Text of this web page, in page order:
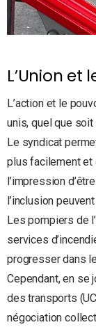
L’Union et
L’action et le
unis, quel que soit
Le syndicat
plus facilement et
l’impression
l’inclusion
Les pompiers de
services
progresser dans
Cependant, en se
des transports
négociation